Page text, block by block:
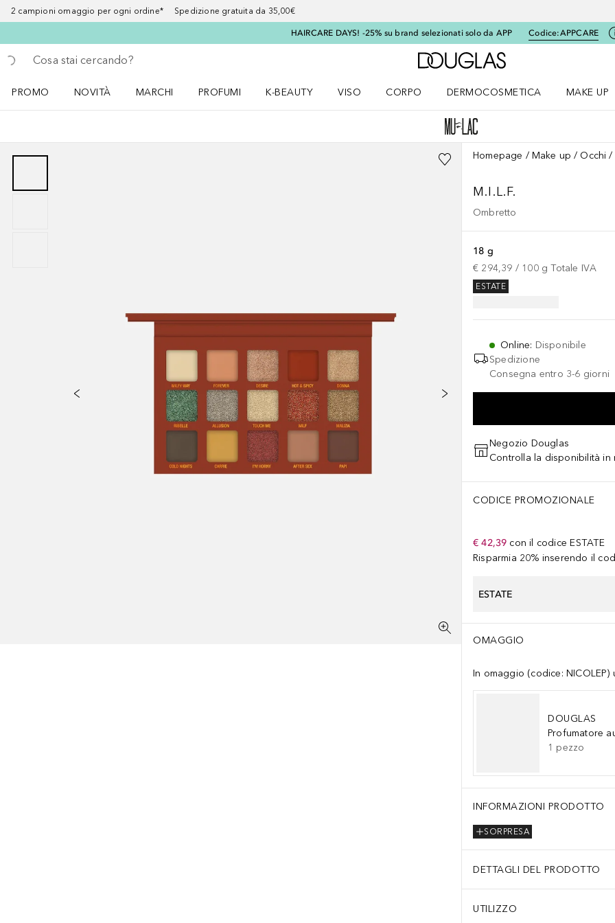
2 campioni omaggio per ogni ordine* Spedizione gratuita da 35,00€
HAIRCARE DAYS! -25% su brand selezionati solo da APP Codice:APPCARE
Torna indietro
Esegui ricerca
A Douglas Home
PROMO
NOVITÀ
MARCHI
PROFUMI
K-BEAUTY
VISO
CORPO
DERMOCOSMETICA
MAKE UP
Homepage Make up Occhi
M.I.L.F.
Ombretto
18 g
€ 294,39 / 100 g Totale IVA
ESTATE
Online: Disponibile
Spedizione
Consegna entro 3-6 giorni
Negozio Douglas
Controlla la disponibilità in
CODICE PROMOZIONALE
€ 42,39 con il codice ESTATE
Risparmia 20% inserendo il
ESTATE
OMAGGIO
In omaggio (codice:
DOUGLAS
Profumatore
1 pezzo
INFORMAZIONI PRODOTTO
SORPRESA
DETTAGLI DEL PRODOTTO
UTILIZZO